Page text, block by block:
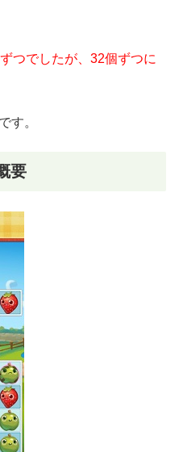
つでしたが、32個ずつに
す。
要